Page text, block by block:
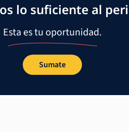
lo suficiente al
Esta es tu oportunidad.
Sumate